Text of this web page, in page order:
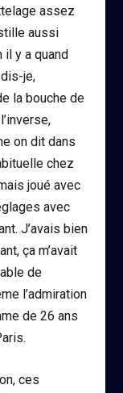
assez
aussi
il y a quand
je,
la bouche de
on dit dans
chez
joué avec
avec
J’avais bien
ça m’avait
de
l’admiration
de 26 ans
ces